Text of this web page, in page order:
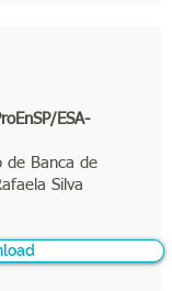
ESA-
de Banca de
Silva